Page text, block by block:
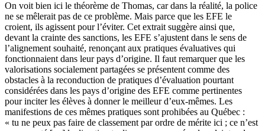
On voit bien ici le théorème de Thomas, car dans la réalité, la police
ne se mêlerait pas de ce problème. Mais parce que les EFE le
croient, ils agissent pour l’éviter. Cet extrait suggère ainsi que,
devant la crainte des sanctions, les EFE s’ajustent dans le sens de
l’alignement souhaité, renonçant aux pratiques évaluatives qui
fonctionnaient dans leur pays d’origine. Il faut remarquer que les
valorisations socialement partagées se présentent comme des
obstacles à la reconduction de pratiques d’évaluation pourtant
considérées dans les pays d’origine des EFE comme pertinentes
pour inciter les élèves à donner le meilleur d’eux-mêmes. Les
manifestions de ces mêmes pratiques sont prohibées au Québec :
« tu ne peux pas faire de classement par ordre de mérite ici ; ce n’est